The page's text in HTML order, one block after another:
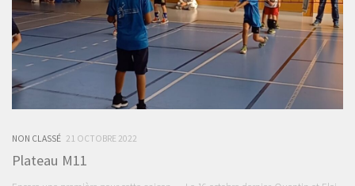
NON CLASSÉ 21 OCTOBRE 2022
Plateau M11